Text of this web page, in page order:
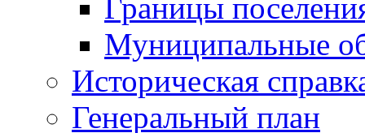
Границы
Муниципальные
Историческая
Генеральный план